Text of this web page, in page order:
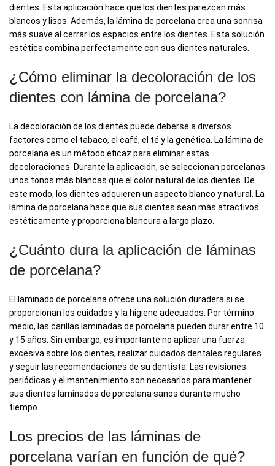
dientes. Esta aplicación hace que los dientes parezcan más
blancos y lisos. Además, la lámina de porcelana crea una sonrisa
más suave al cerrar los espacios entre los dientes. Esta solución
estética combina perfectamente con sus dientes naturales.
¿Cómo eliminar la decoloración de los
dientes con lámina de porcelana?
La decoloración de los dientes puede deberse a diversos
factores como el tabaco, el café, el té y la genética. La lámina de
porcelana es un método eficaz para eliminar estas
decoloraciones. Durante la aplicación, se seleccionan porcelanas
unos tonos más blancas que el color natural de los dientes. De
este modo, los dientes adquieren un aspecto blanco y natural. La
lámina de porcelana hace que sus dientes sean más atractivos
estéticamente y proporciona blancura a largo plazo.
¿Cuánto dura la aplicación de láminas
de porcelana?
El laminado de porcelana ofrece una solución duradera si se
proporcionan los cuidados y la higiene adecuados. Por término
medio, las carillas laminadas de porcelana pueden durar entre 10
y 15 años. Sin embargo, es importante no aplicar una fuerza
excesiva sobre los dientes, realizar cuidados dentales regulares
y seguir las recomendaciones de su dentista. Las revisiones
periódicas y el mantenimiento son necesarios para mantener
sus dientes laminados de porcelana sanos durante mucho
tiempo.
Los precios de las láminas de
porcelana varían en función de qué?